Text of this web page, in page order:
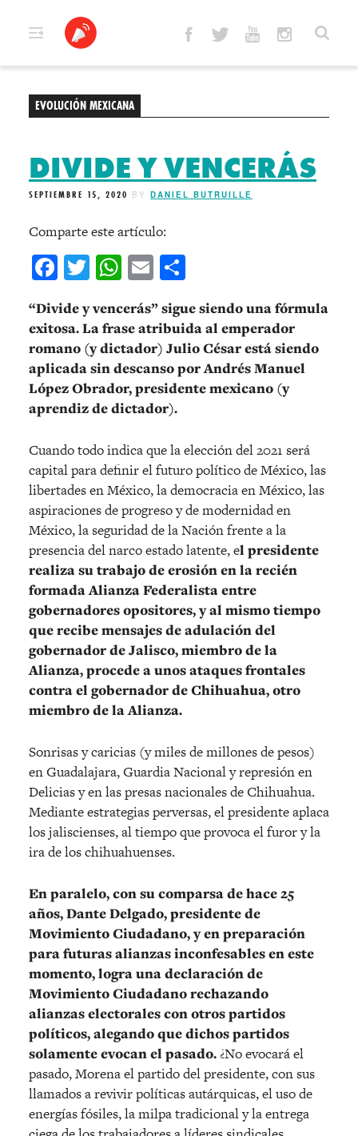
EVOLUCIÓN MEXICANA
DIVIDE Y VENCERÁS
SEPTIEMBRE 15, 2020 BY DANIEL BUTRUILLE
Comparte este artículo:
Facebook
Twitter
WhatsApp
Email
“Divide y vencerás” sigue siendo una fórmula
exitosa. La frase atribuida al emperador
romano (y dictador) Julio César está siendo
aplicada sin descanso por Andrés Manuel
López Obrador, presidente mexicano (y
aprendiz de dictador).
Cuando todo indica que la elección del 2021 será
capital para definir el futuro político de México, las
libertades en México, la democracia en México, las
aspiraciones de progreso y de modernidad en
México, la seguridad de la Nación frente a la
presencia del narco estado latente, el presidente
realiza su trabajo de erosión en la recién
formada Alianza Federalista entre
gobernadores opositores, y al mismo tiempo
que recibe mensajes de adulación del
gobernador de Jalisco, miembro de la
Alianza, procede a unos ataques frontales
contra el gobernador de Chihuahua, otro
miembro de la Alianza.
Sonrisas y caricias (y miles de millones de pesos)
en Guadalajara, Guardia Nacional y represión en
Delicias y en las presas nacionales de Chihuahua.
Mediante estrategias perversas, el presidente aplaca
los jaliscienses, al tiempo que provoca el furor y la
ira de los chihuahuenses.
En paralelo, con su comparsa de hace 25
años, Dante Delgado, presidente de
Movimiento Ciudadano, y en preparación
para futuras alianzas inconfesables en este
momento, logra una declaración de
Movimiento Ciudadano rechazando
alianzas electorales con otros partidos
políticos, alegando que dichos partidos
solamente evocan el pasado.¿No evocará el
pasado, Morena el partido del presidente, con sus
llamados a revivir políticas autárquicas, el uso de
energías fósiles, la milpa tradicional y la entrega